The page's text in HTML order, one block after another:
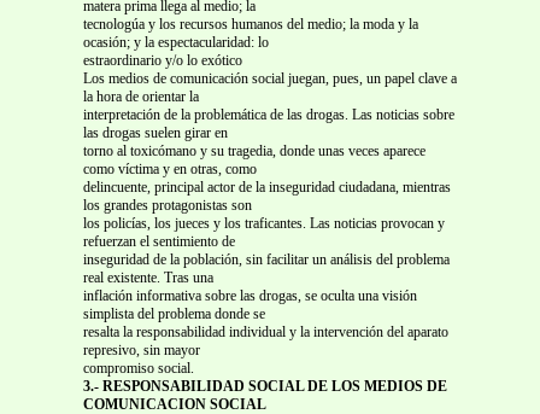
matera prima llega al medio; la
tecnologúa y los recursos humanos del medio; la moda y la
ocasión; y la espectacularidad: lo
estraordinario y/o lo exótico
Los medios de comunicación social juegan, pues, un papel clave a
la hora de orientar la
interpretación de la problemática de las drogas. Las noticias sobre
las drogas suelen girar en
torno al toxicómano y su tragedia, donde unas veces aparece
como víctima y en otras, como
delincuente, principal actor de la inseguridad ciudadana, mientras
los grandes protagonistas son
los policías, los jueces y los traficantes. Las noticias provocan y
refuerzan el sentimiento de
inseguridad de la población, sin facilitar un análisis del problema
real existente. Tras una
inflación informativa sobre las drogas, se oculta una visión
simplista del problema donde se
resalta la responsabilidad individual y la intervención del aparato
represivo, sin mayor
compromiso social.
3.- RESPONSABILIDAD SOCIAL DE LOS MEDIOS DE
COMUNICACION SOCIAL